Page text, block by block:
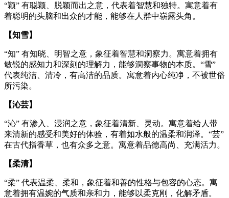
“颖” 有聪颖、脱颖而出之意，代表着智慧和独特。寓意着有
着聪明的头脑和出众的才能，能够在人群中崭露头角。
【知雪】
“知” 有知晓、明智之意，象征着智慧和洞察力。寓意着拥有
敏锐的感知力和深刻的理解力，能够洞察事物的本质。“雪”
代表纯洁、清冷，有高洁的品质。寓意着内心纯净，不被世俗
所污染。
【沁芸】
“沁” 有渗入、浸润之意，象征着清新、灵动。寓意着给人带
来清新的感受和美好的体验，有着如水般的温柔和润泽。“芸”
在古代指香草，也有众多之意。寓意着品德高尚、充满活力。
【柔清】
“柔” 代表温柔、柔和，象征着和善的性格与包容的心态。寓
意着拥有温婉的气质和亲和力，能够以柔克刚，化解矛盾。